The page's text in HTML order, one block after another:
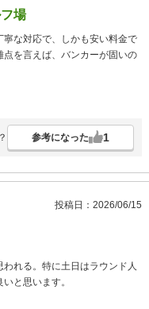
場
な対応で、しかも安い料金で
を言えば、バンカーが固いの
参考になった 1
投稿日：2026/06/15
れる。特に土日はラウンド人
と思います。